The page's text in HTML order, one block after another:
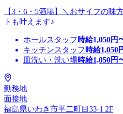
【3・6・5酒場】＼おサイフの
トも叶えます♪
ホールスタッフ 時給1,050円
キッチンスタッフ 時給1,050
皿洗い・洗い場時給1,050円
勤務地
面接地
福島県いわき市平二町目33-1 2F